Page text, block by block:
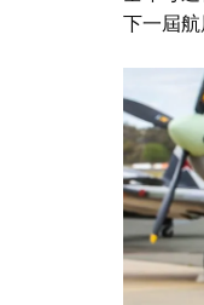
下一屆